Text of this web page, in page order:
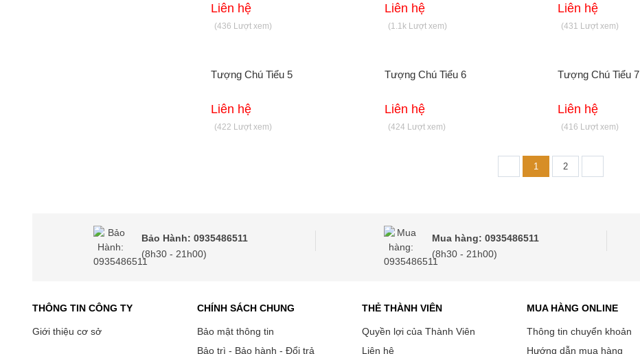
Địa Tạng Vương
Liên hệ
(436 Lượt xem)
Liên hệ
(1.1k Lượt xem)
Liên hệ
(431 Lượt xem)
Tượng Chú Tiểu 5
Liên hệ
(422 Lượt xem)
Tượng Chú Tiểu 6
Liên hệ
(424 Lượt xem)
Tượng Chú Tiểu 7
Liên hệ
(416 Lượt xem)
1 2
Bảo Hành: 0935486511
(8h30 - 21h00)
Mua hàng: 0935486511
(8h30 - 21h00)
THÔNG TIN CÔNG TY
Giới thiệu cơ sở
CHÍNH SÁCH CHUNG
Bảo mật thông tin
Bảo trì - Bảo hành - Đổi trả
THẺ THÀNH VIÊN
Quyền lợi của Thành Viên
Liên hệ
MUA HÀNG ONLINE
Thông tin chuyển khoản
Hướng dẫn mua hàng